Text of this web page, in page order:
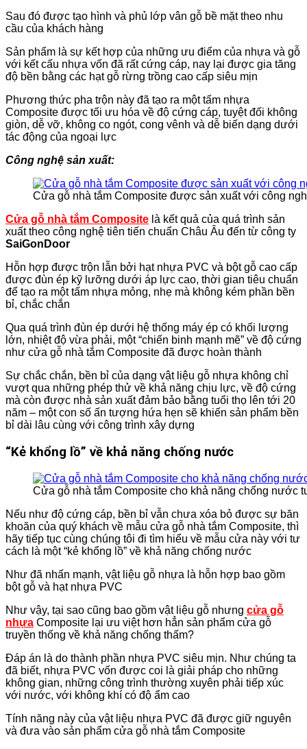
Sau đó được tạo hình và phủ lớp vân gỗ bề mặt theo nhu
cầu của khách hàng
Sản phẩm là sự kết hợp của những ưu điểm của nhựa và gỗ
với kết cấu nhựa vốn đã rất cứng cáp, nay lại được gia tăng
độ bền bằng các hạt gỗ rừng trồng cao cấp siêu mịn
Phương thức pha trộn này đã tạo ra một tấm nhựa
Composite được tối ưu hóa về độ cứng cáp, tuyệt đối không
giòn, dễ vỡ, không co ngót, cong vênh và dễ biến dạng dưới
tác động của ngoại lực
Công nghệ sản xuất:
Cửa gỗ nhà tắm Composite được sản xuất với công
Cửa gỗ nhà tắm Composite là kết quả của quá trình sản
xuất theo công nghệ tiên tiến chuẩn Châu Âu đến từ công ty
SaiGonDoor
Hỗn hợp được trộn lẫn bởi hạt nhựa PVC và bột gỗ cao cấp
được đùn ép kỹ lưỡng dưới áp lực cao, thời gian tiêu chuẩn
để tạo ra một tấm nhựa mỏng, nhẹ mà không kém phần bền
bỉ, chắc chắn
Qua quá trình đùn ép dưới hệ thống máy ép có khối lượng
lớn, nhiệt độ vừa phải, một “chiến binh mạnh mẽ” về độ cứng
như cửa gỗ nhà tắm Composite đã được hoàn thành
Sự chắc chắn, bền bỉ của dạng vật liệu gỗ nhựa không chỉ
vượt qua những phép thử về khả năng chịu lực, về độ cứng
mà còn được nhà sản xuất đảm bảo bằng tuổi thọ lên tới 20
năm – một con số ấn tượng hứa hẹn sẽ khiến sản phẩm bền
bỉ dài lâu cùng với công trình xây dựng
“Kẻ khổng lồ” về khả năng chống nước
Cửa gỗ nhà tắm Composite cho khả năng chống nước
Nếu như độ cứng cáp, bền bỉ vẫn chưa xóa bỏ được sự băn
khoăn của quý khách về mẫu cửa gỗ nhà tắm Composite, thì
hãy tiếp tục cùng chúng tôi đi tìm hiểu về mẫu cửa này với tư
cách là một “kẻ khổng lồ” về khả năng chống nước
Như đã nhấn mạnh, vật liệu gỗ nhựa là hỗn hợp bao gồm
bột gỗ và hạt nhựa PVC
Như vậy, tại sao cũng bao gồm vật liệu gỗ nhưng cửa gỗ
nhựa Composite lại ưu việt hơn hẳn sản phẩm cửa gỗ
truyền thống về khả năng chống thấm?
Đáp án là do thành phần nhựa PVC siêu mịn. Như chúng ta
đã biết, nhựa PVC vốn được coi là giải pháp cho những
không gian, những công trình thường xuyên phải tiếp xúc
với nước, với không khí có độ ẩm cao
Tính năng này của vật liệu nhựa PVC đã được giữ nguyên
và đưa vào sản phẩm cửa gỗ nhà tắm Composite